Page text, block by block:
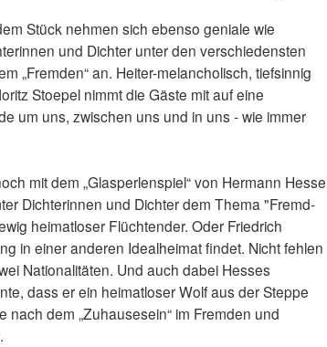
Stück nehmen sich ebenso geniale wie
und Dichter unter den verschiedensten
„Fremden“ an. Heiter-melancholisch, tiefsinnig
Stoepel nimmt die Gäste mit auf eine
um uns, zwischen uns und in uns - wie immer
mit dem „Glasperlenspiel“ von Hermann Hesse
Dichterinnen und Dichter dem Thema "Fremd-
heimatloser Flüchtender. Oder Friedrich
in einer anderen Idealheimat findet. Nicht fehlen
Nationalitäten. Und auch dabei Hesses
dass er ein heimatloser Wolf aus der Steppe
dem „Zuhausesein“ im Fremden und